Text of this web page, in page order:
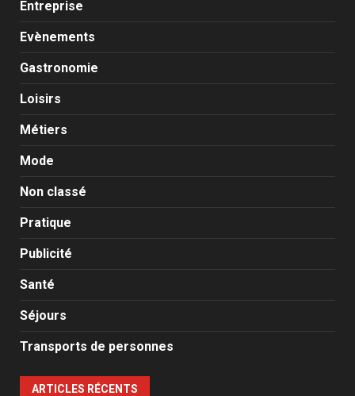
Entreprise
Evènements
Gastronomie
Loisirs
Métiers
Mode
Non classé
Pratique
Publicité
Santé
Séjours
Transports de personnes
ARTICLES RÉCENTS